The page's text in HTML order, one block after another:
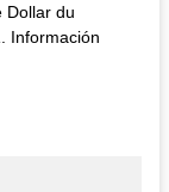
Dollar du
Información